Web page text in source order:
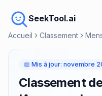
SeekTool.ai
Accueil Classement
📅 Mis à jour: novembre
Classement